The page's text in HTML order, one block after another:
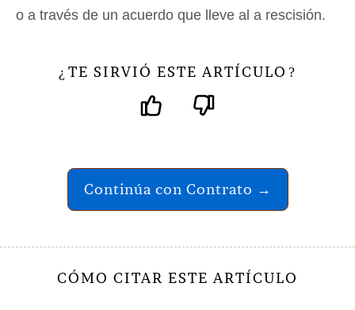
o a través de un acuerdo que lleve al a rescisión.
¿ TE SIRVIÓ ESTE ARTÍCULO ?
Continúa con Contrato →
CÓMO CITAR ESTE ARTÍCULO